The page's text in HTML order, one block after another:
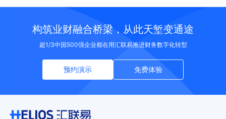
构筑业财融合桥梁，从此天堑变通途
超1/3中国500强企业都在用汇联易推进财务数字化转型
预约演示 免费体验